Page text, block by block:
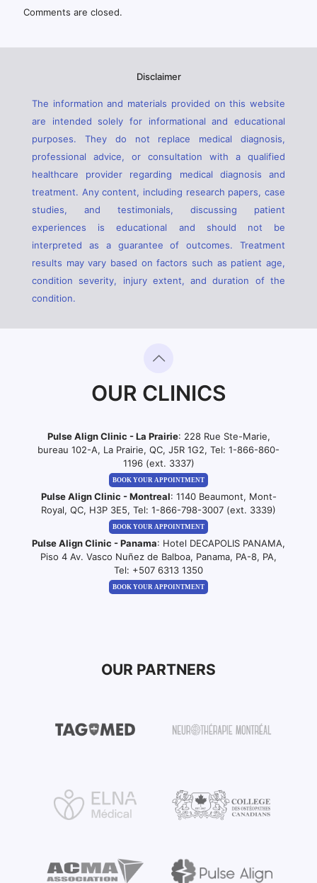
Comments are closed.
Disclaimer
The information and materials provided on this website
are intended solely for informational and educational
purposes. They do not replace medical diagnosis,
professional advice, or consultation with a qualified
healthcare provider regarding medical diagnosis and
treatment. Any content, including research papers, case
studies, and testimonials, discussing patient
experiences is educational and should not be
interpreted as a guarantee of outcomes. Treatment
results may vary based on factors such as patient age,
condition severity, injury extent, and duration of the
condition.
OUR CLINICS
Pulse Align Clinic - La Prairie: 228 Rue Ste-Marie,
bureau 102-A, La Prairie, QC, J5R 1G2, Tel: 1-866-860-
1196 (ext. 3337)
BOOK YOUR APPOINTMENT
Pulse Align Clinic - Montreal: 1140 Beaumont, Mont-
Royal, QC, H3P 3E5, Tel: 1-866-798-3007 (ext. 3339)
BOOK YOUR APPOINTMENT
Pulse Align Clinic - Panama: Hotel DECAPOLIS PANAMA,
Piso 4 Av. Vasco Nuñez de Balboa, Panama, PA-8, PA,
Tel: +507 6313 1350
BOOK YOUR APPOINTMENT
OUR PARTNERS